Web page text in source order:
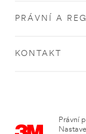
PRÁVNÍ A
KONTAKT
Právní